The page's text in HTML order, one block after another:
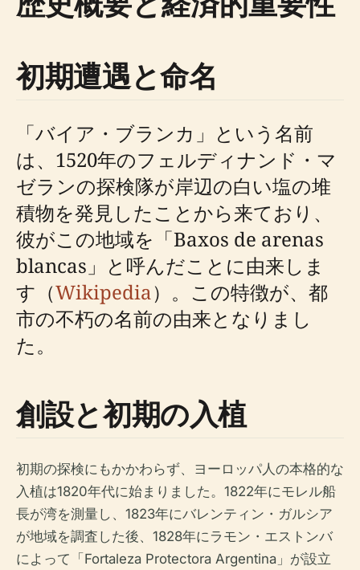
初期遭遇と命名
「バイア・ブランカ」という名前
は、1520年のフェルディナンド・マ
ゼランの探検隊が岸辺の白い塩の堆
積物を発見したことから来ており、
彼がこの地域を「Baxos de arenas
blancas」と呼んだことに由来しま
す（Wikipedia）。この特徴が、都
市の不朽の名前の由来となりまし
た。
創設と初期の入植
初期の探検にもかかわらず、ヨーロッパ人の本格的な
入植は1820年代に始まりました。1822年にモレル船
長が湾を測量し、1823年にバレンティン・ガルシア
が地域を調査した後、1828年にラモン・エストンバ
によって「Fortaleza Protectora Argentina」が設立